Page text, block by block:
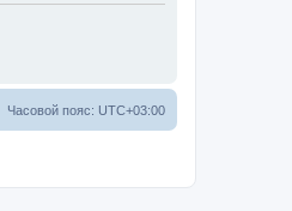
Часовой пояс: UTC+03:00